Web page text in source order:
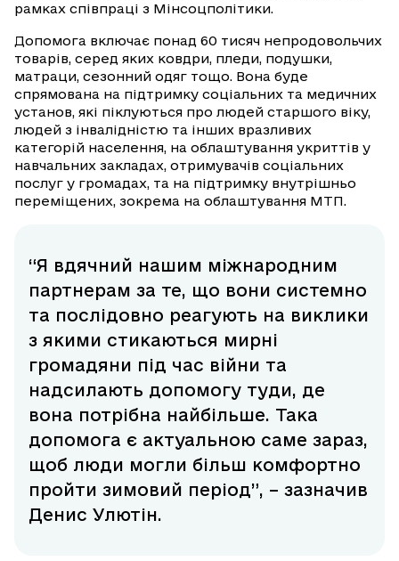
рамках співпраці з Мінсоцполітики.
Допомога включає понад 60 тисяч непродовольчих
товарів, серед яких ковдри, пледи, подушки,
матраци, сезонний одяг тощо. Вона буде
спрямована на підтримку соціальних та медичних
установ, які піклуються про людей старшого віку,
людей з інвалідністю та інших вразливих
категорій населення, на облаштування укриттів у
навчальних закладах, отримувачів соціальних
послуг у громадах, та на підтримку внутрішньо
переміщених, зокрема на облаштування МТП.
“Я вдячний нашим міжнародним
партнерам за те, що вони системно
та послідовно реагують на виклики
з якими стикаються мирні
громадяни під час війни та
надсилають допомогу туди, де
вона потрібна найбільше. Така
допомога є актуальною саме зараз,
щоб люди могли більш комфортно
пройти зимовий період”, – зазначив
Денис Улютін.